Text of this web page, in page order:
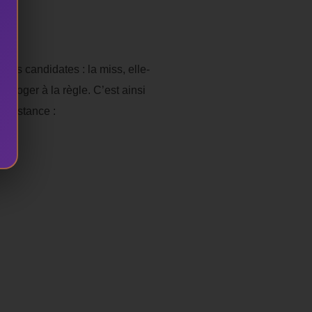
candidates : la miss, elle-
à la règle. C’est ainsi
: